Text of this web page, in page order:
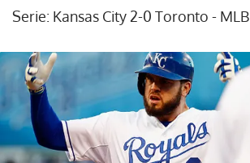
Serie: Kansas City 2-0 Toronto - MLB